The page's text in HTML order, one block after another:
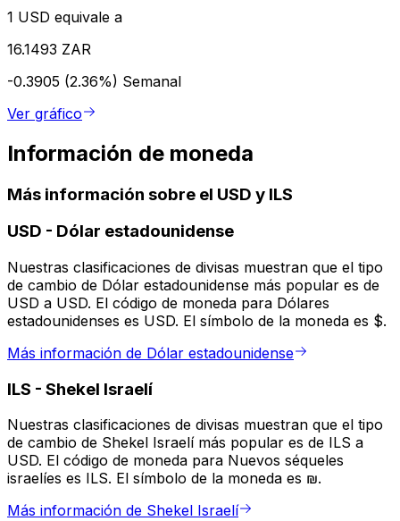
1 USD equivale a
16.1493 ZAR
-0.3905 (2.36%) Semanal
Ver gráfico
Información de moneda
Más información sobre el USD y ILS
USD - Dólar estadounidense
Nuestras clasificaciones de divisas muestran que el tipo
de cambio de Dólar estadounidense más popular es de
USD a USD. El código de moneda para Dólares
estadounidenses es USD. El símbolo de la moneda es $.
Más información de Dólar estadounidense
ILS - Shekel Israelí
Nuestras clasificaciones de divisas muestran que el tipo
de cambio de Shekel Israelí más popular es de ILS a
USD. El código de moneda para Nuevos séqueles
israelíes es ILS. El símbolo de la moneda es ₪.
Más información de Shekel Israelí